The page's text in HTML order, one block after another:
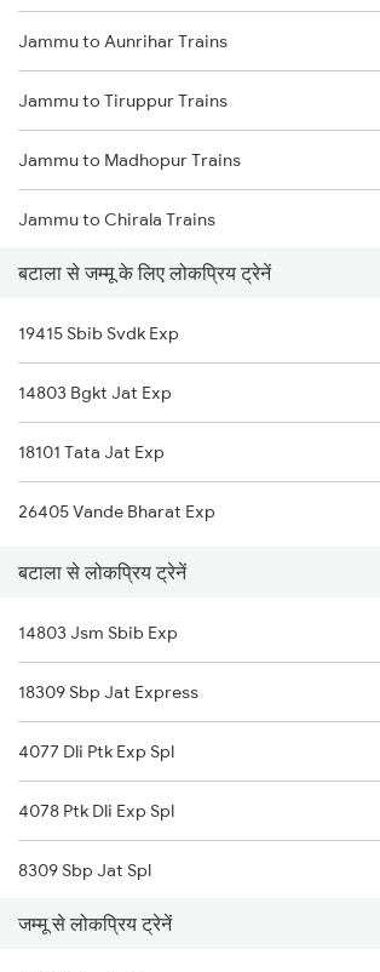
Batala to Rajpura Trains
Batala to Shikohabad Trains
Batala to Shmata Vd Katra Trains
Batala to Jamshedpur Trains
Batala to Tori Trains
Jammu to Aunrihar Trains
Jammu to Tiruppur Trains
Jammu to Madhopur Trains
Jammu to Chirala Trains
Jammu to Chhan Arorian Trains
Jammu to Sangrur Trains
Jammu to Seohara Trains
Jammu to Rura Trains
Jammu to Babina Trains
Jammu to Bhatapara Trains
Jammu to Sadulpur Trains
Jammu to Jolarpettai Trains
Jammu to Kudra Trains
बटाला से जम्मू के लिए लोकप्रिय ट्रेनें
19415 Sbib Svdk Exp
14803 Bgkt Jat Exp
18101 Tata Jat Exp
26405 Vande Bharat Exp
बटाला से लोकप्रिय ट्रेनें
14803 Jsm Sbib Exp
18309 Sbp Jat Express
4077 Dli Ptk Exp Spl
4078 Ptk Dli Exp Spl
8309 Sbp Jat Spl
8310 Jat Sbp Spl
जम्मू से लोकप्रिय ट्रेनें